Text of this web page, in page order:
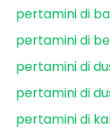
pertamini di
pertamini di
pertamini di
pertamini di
pertamini di